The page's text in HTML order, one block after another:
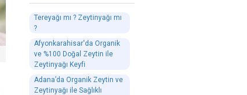
Tereyağı mı ? Zeytinyağı mı
?
Afyonkarahisar'da Organik
ve %100 Doğal Zeytin ile
Zeytinyağı Keyfi
Adana’da Organik Zeytin ve
Zeytinyağı ile Sağlıklı